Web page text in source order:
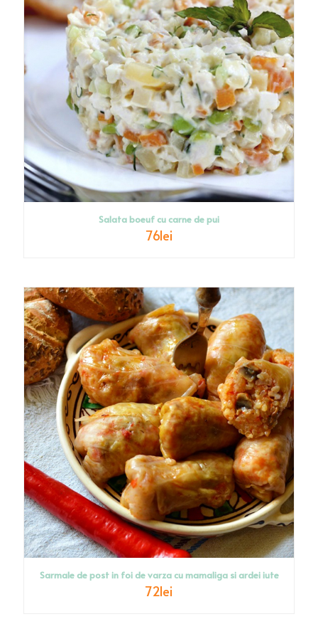
Salata boeuf cu carne de pui
76lei
Sarmale de post in foi de varza cu mamaliga si ardei iute
72lei